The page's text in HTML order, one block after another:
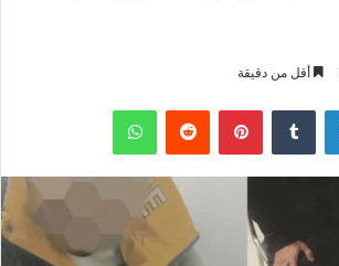
أقل من دقيقة
لينكدإن بينتيريست واتساب